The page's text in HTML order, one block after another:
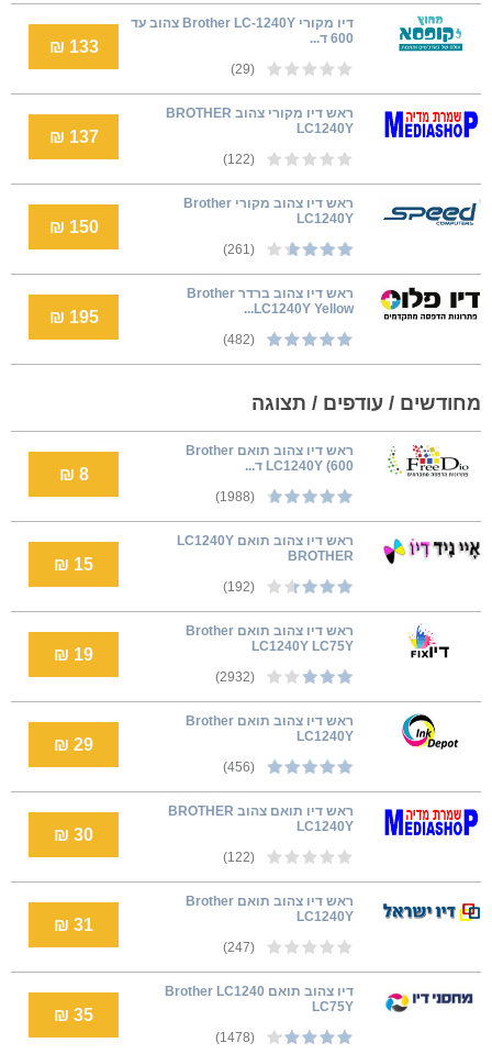
דיו מקורי Brother LC-1240Y צהוב עד
600 ד...
(29)
133 ₪
ראש דיו מקורי צהוב BROTHER
LC1240Y
(122)
137 ₪
ראש דיו צהוב מקורי Brother
LC1240Y
(261)
150 ₪
ראש דיו צהוב ברדר Brother
LC1240Y Yellow...
(482)
195 ₪
מחודשים / עודפים / תצוגה
ראש דיו צהוב תואם Brother
LC1240Y (600 ד...
(1988)
8 ₪
ראש דיו צהוב תואם LC1240Y
BROTHER
(192)
15 ₪
ראש דיו צהוב תואם Brother
LC1240Y LC75Y
(2932)
19 ₪
ראש דיו צהוב תואם Brother
LC1240Y
(456)
29 ₪
ראש דיו תואם צהוב BROTHER
LC1240Y
(122)
30 ₪
ראש דיו צהוב תואם Brother
LC1240Y
(247)
31 ₪
דיו צהוב תואם Brother LC1240
LC75Y
(1478)
35 ₪